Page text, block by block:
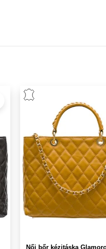
Női bőr kézitáska